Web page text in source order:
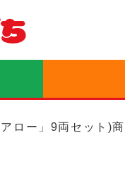
ロー」9両セット)